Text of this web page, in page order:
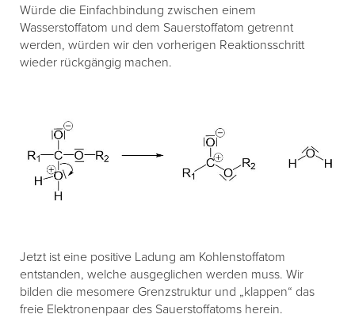
Würde die Einfachbindung zwischen einem
Wasserstoffatom und dem Sauerstoffatom getrennt
werden, würden wir den vorherigen Reaktionsschritt
wieder rückgängig machen.
Jetzt ist eine positive Ladung am Kohlenstoffatom
entstanden, welche ausgeglichen werden muss. Wir
bilden die mesomere Grenzstruktur und „klappen“ das
freie Elektronenpaar des Sauerstoffatoms herein.